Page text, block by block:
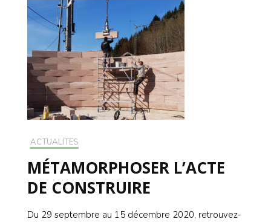
ACTUALITÉS
MÉTAMORPHOSER L’ACTE
DE CONSTRUIRE
Du 29 septembre au 15 décembre 2020, retrouvez-